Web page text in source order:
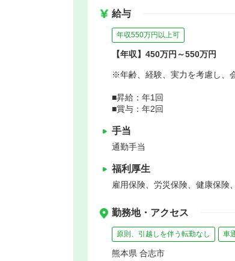
給与
年収550万円以上可
【年収】450万円～550万円
※年齢、経験、実力を考慮し、
■昇給：年1回
■賞与：年2回
手当
通勤手当
福利厚生
雇用保険、労災保険、健康保険
勤務地・アクセス
原則、引越しを伴う転勤なし 車
熊本県 合志市